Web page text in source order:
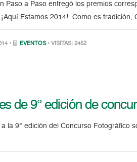
Paso a Paso entregó los premios
Estamos 2014!. Como es
• EVENTOS • VISITAS: 2452
de 9° edición de
9° edición del Concurso Fotográfico